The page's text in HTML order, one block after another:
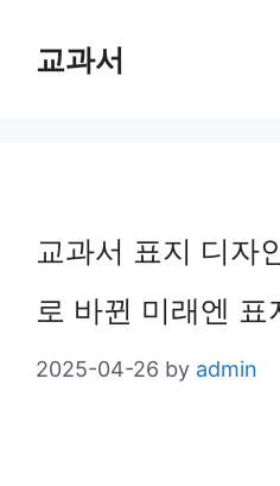
교과서
교과서 표지 디자
로 바뀐 미래엔 표
2025-04-26 by admin